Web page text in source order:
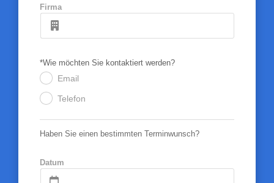
Firma
*Wie möchten Sie kontaktiert werden?
Email
Telefon
Haben Sie einen bestimmten Terminwunsch?
Datum